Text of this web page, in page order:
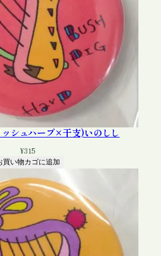
シュハープ×干支)いのしし
¥315
買い物カゴに追加